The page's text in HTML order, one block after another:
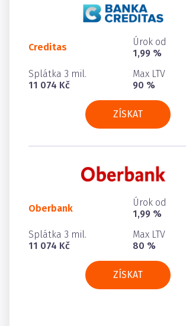
Creditas
Úrok od
1,99 %
Splátka 3 mil.
11 074 Kč
Max LTV
90 %
ZÍSKAT
Oberbank
Úrok od
1,99 %
Splátka 3 mil.
11 074 Kč
Max LTV
80 %
ZÍSKAT